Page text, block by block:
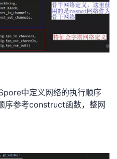
中定义网络的执行顺序
序参考construct函数，整网